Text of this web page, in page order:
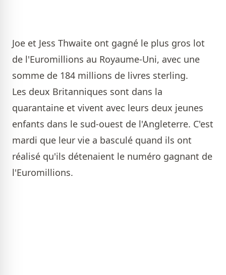
Joe et Jess Thwaite ont gagné le plus gros lot
de l'Euromillions au Royaume-Uni, avec une
somme de 184 millions de livres sterling.
Les deux Britanniques sont dans la
quarantaine et vivent avec leurs deux jeunes
enfants dans le sud-ouest de l'Angleterre. C'est
mardi que leur vie a basculé quand ils ont
réalisé qu'ils détenaient le numéro gagnant de
l'Euromillions.